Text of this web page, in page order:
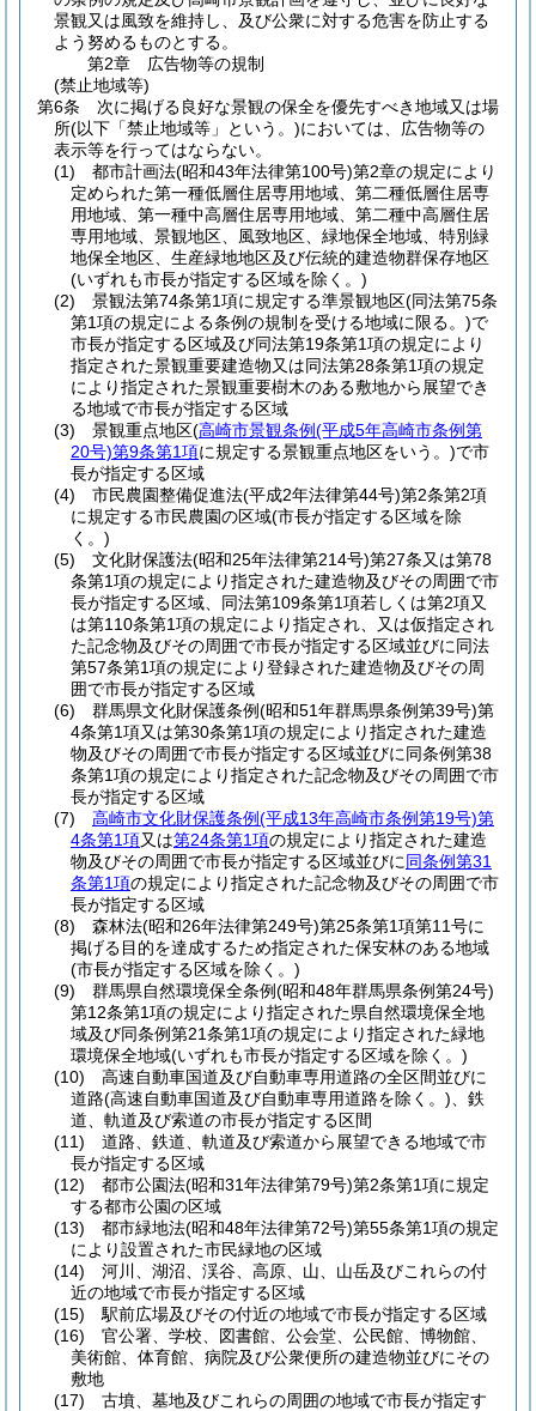
景観又は風致を維持し、及び公衆に対する危害を防止する
よう努めるものとする。
第2章
広告物等の規制
(禁止地域等)
第6条
次に掲げる良好な景観の保全を優先すべき地域又は場
所(以下「禁止地域等」という。)においては、広告物等の
表示等を行ってはならない。
(1)
都市計画法(昭和43年法律第100号)第2章の規定により
定められた第一種低層住居専用地域、第二種低層住居専
用地域、第一種中高層住居専用地域、第二種中高層住居
専用地域、景観地区、風致地区、緑地保全地域、特別緑
地保全地区、生産緑地地区及び伝統的建造物群保存地区
(いずれも市長が指定する区域を除く。)
(2)
景観法第74条第1項に規定する準景観地区(同法第75条
第1項の規定による条例の規制を受ける地域に限る。)で
市長が指定する区域及び同法第19条第1項の規定により
指定された景観重要建造物又は同法第28条第1項の規定
により指定された景観重要樹木のある敷地から展望でき
る地域で市長が指定する区域
(3)
景観重点地区(高崎市景観条例(平成5年高崎市条例第
20号)第9条第1項に規定する景観重点地区をいう。)で市
長が指定する区域
(4)
市民農園整備促進法(平成2年法律第44号)第2条第2項
に規定する市民農園の区域(市長が指定する区域を除
く。)
(5)
文化財保護法(昭和25年法律第214号)第27条又は第78
条第1項の規定により指定された建造物及びその周囲で市
長が指定する区域、同法第109条第1項若しくは第2項又
は第110条第1項の規定により指定され、又は仮指定され
た記念物及びその周囲で市長が指定する区域並びに同法
第57条第1項の規定により登録された建造物及びその周
囲で市長が指定する区域
(6)
群馬県文化財保護条例(昭和51年群馬県条例第39号)第
4条第1項又は第30条第1項の規定により指定された建造
物及びその周囲で市長が指定する区域並びに同条例第38
条第1項の規定により指定された記念物及びその周囲で市
長が指定する区域
(7)
高崎市文化財保護条例(平成13年高崎市条例第19号)第
4条第1項又は第24条第1項の規定により指定された建造
物及びその周囲で市長が指定する区域並びに同条例第31
条第1項の規定により指定された記念物及びその周囲で市
長が指定する区域
(8)
森林法(昭和26年法律第249号)第25条第1項第11号に
掲げる目的を達成するため指定された保安林のある地域
(市長が指定する区域を除く。)
(9)
群馬県自然環境保全条例(昭和48年群馬県条例第24号)
第12条第1項の規定により指定された県自然環境保全地
域及び同条例第21条第1項の規定により指定された緑地
環境保全地域(いずれも市長が指定する区域を除く。)
(10)
高速自動車国道及び自動車専用道路の全区間並びに
道路(高速自動車国道及び自動車専用道路を除く。) 、鉄
道、軌道及び索道の市長が指定する区間
(11)
道路、鉄道、軌道及び索道から展望できる地域で市
長が指定する区域
(12)
都市公園法(昭和31年法律第79号)第2条第1項に規定
する都市公園の区域
(13)
都市緑地法(昭和48年法律第72号)第55条第1項の規定
により設置された市民緑地の区域
(14)
河川、湖沼、渓谷、高原、山、山岳及びこれらの付
近の地域で市長が指定する区域
(15)
駅前広場及びその付近の地域で市長が指定する区域
(16)
官公署、学校、図書館、公会堂、公民館、博物館、
美術館、体育館、病院及び公衆便所の建造物並びにその
敷地
(17)
古墳、墓地及びこれらの周囲の地域で市長が指定す